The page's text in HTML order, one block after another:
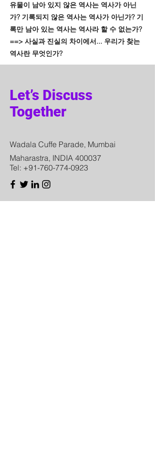
유물이 남아 있지 않은 역사는 역사가 아닌
가? 기록되지 않은 역사는 역사가 아닌가? 기
록만 남아 있는 역사는 역사라 할 수 없는가?
==> 사실과 진실의 차이에서... 우리가 찾는
역사란 무엇인가?
Let’s Discuss
Together
Wadala Cuffe Parade, Mumbai
Maharastra, INDIA 400037
Tel: +91-760-774-0923